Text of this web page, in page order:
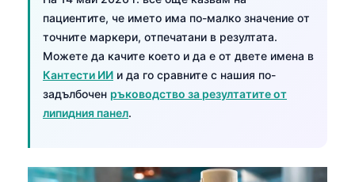
пациентите, че името има по-малко значение от
точните маркери, отпечатани в резултата.
Можете да качите което и да е от двете имена в
Кантести ИИ и да го сравните с нашия по-
задълбочен ръководство за резултатите от
липидния панел.